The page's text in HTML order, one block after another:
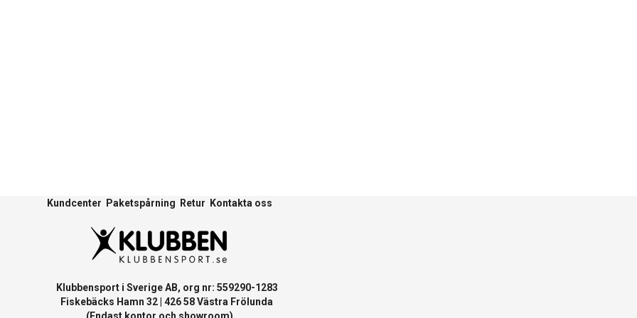
Kundcenter Paketspårning Retur Kontakta oss
Klubbensport i Sverige AB, org nr: 559290-1283
Fiskebäcks Hamn 32 | 426 58 Västra Frölunda
(Endast kontor och showroom)